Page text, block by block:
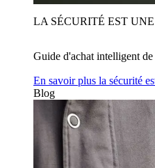
LA SÉCURITÉ EST
Guide d'achat intelligent
En savoir plus la sécurité
Blog